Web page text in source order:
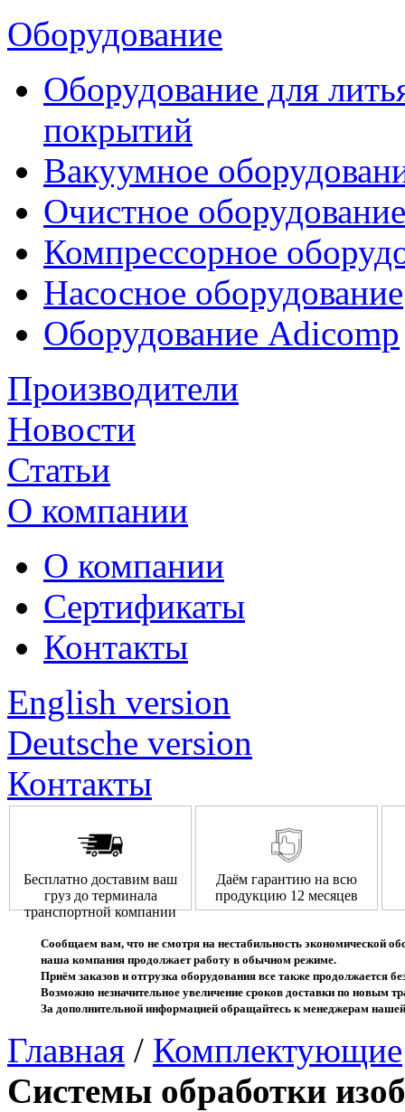
Оборудование
Оборудование для
покрытий
Вакуумное
Очистное оборудование
Компрессорное
Насосное оборудование
Оборудование Adicomp
Производители
Новости
Статьи
О компании
О компании
Сертификаты
Контакты
English version
Deutsche version
Контакты
Бесплатно доставим ваш
груз до терминала
транспортной компании
Даём гарантию на всю
продукцию 12 месяцев
Сообщаем вам, что не смотря на нестабильность экономической
наша компания продолжает работу в обычном режиме.
Приём заказов и отгрузка оборудования все также продолжается
Возможно незначительное увеличение сроков доставки по новым
За дополнительной информацией обращайтесь к менеджерам
Главная / Комплектующие
Системы обработки